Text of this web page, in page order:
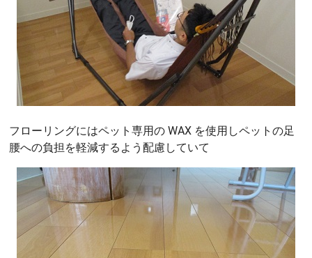
フローリングにはペット専用の WAX を使用しペットの足
腰への負担を軽減するよう配慮していて